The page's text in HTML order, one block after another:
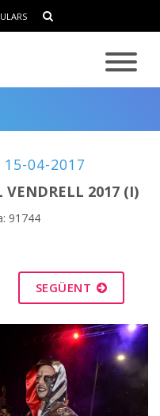
04-2017
VENDRELL 2017 (I)
91744
SEGÜENT